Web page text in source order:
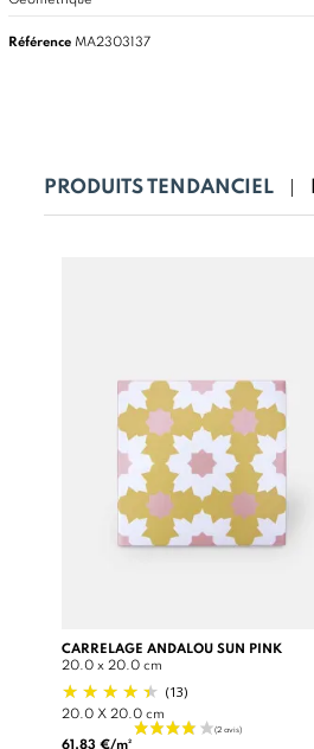
Référence MA2303137
PRODUITS TENDANCIEL
CARRELAGE ANDALOU SUN PINK
20.0 x 20.0 cm
(13)
20.0 X 20.0 cm
61.83 €/m²